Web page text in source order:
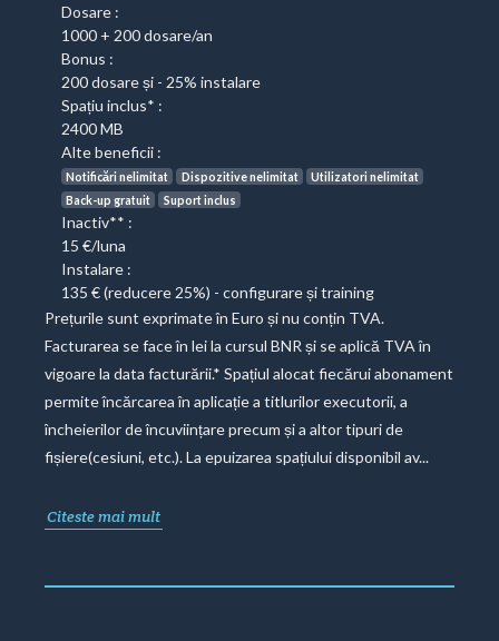
Dosare :
1000 + 200 dosare/an
Bonus :
200 dosare și - 25% instalare
Spațiu inclus* :
2400 MB
Alte beneficii :
Notificări nelimitat Dispozitive nelimitat
Utilizatori nelimitat
Back-up gratuit
Suport inclus
Inactiv** :
15 €/luna
Instalare :
135 € (reducere 25%) - configurare și training
Prețurile sunt exprimate în Euro și nu conțin TVA.
Facturarea se face în lei la cursul BNR și se aplică TVA în
vigoare la data facturării.* Spațiul alocat fiecărui abonament
permite încărcarea în aplicație a titlurilor executorii, a
încheierilor de încuviințare precum și a altor tipuri de
fișiere(cesiuni, etc.). La epuizarea spațiului disponibil av...
Citeste mai mult